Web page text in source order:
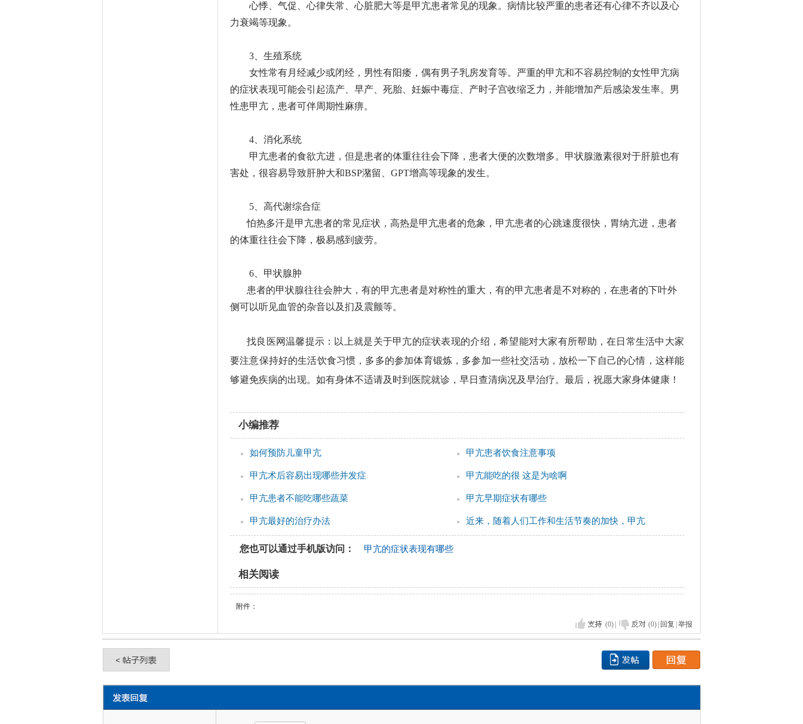
心悸、气促、心律失常、心脏肥大等是甲亢患者常见的现象。病情比较严重的患者还有心律不齐以及心
力衰竭等现象。
3、生殖系统
女性常有月经减少或闭经，男性有阳痿，偶有男子乳房发育等。严重的甲亢和不容易控制的女性甲亢病
的症状表现可能会引起流产、早产、死胎、妊娠中毒症、产时子宫收缩乏力，并能增加产后感染发生率。男
性患甲亢，患者可伴周期性麻痹。
4、消化系统
甲亢患者的食欲亢进，但是患者的体重往往会下降，患者大便的次数增多。甲状腺激素很对于肝脏也有
害处，很容易导致肝肿大和BSP潴留、GPT增高等现象的发生。
5、 高代谢综合症
怕热多汗是甲亢患者的常见症状，高热是甲亢患者的危象，甲亢患者的心跳速度很快，胃纳亢进，患者
的体重往往会下降，极易感到疲劳。
6、 甲状腺肿
患者的甲状腺往往会肿大，有的甲亢患者是对称性的重大，有的甲亢患者是不对称的，在患者的下叶外
侧可以听见血管的杂音以及扪及震颤等。
找良医网温馨提示： 以上就是关于甲亢的症状表现的介绍，希望能对大家有所帮助，在日常生活中 大家
要注意保持好的生活饮食习惯，多多的参加体育锻炼，多参加一些社交活动，放松一下自己的心情，这样能
够避免疾病的出现。 如有身体不适请及时到医院就诊，早日查清病况及早治疗。最后，祝愿大家身体健康！
小编推荐
如何预防儿童甲亢 甲亢患者饮食注意事项
甲亢术后容易出现哪些并发症 甲亢能吃的很 这是为啥啊
甲亢患者不能吃哪些蔬菜 甲亢早期症状有哪些
甲亢最好的治疗办法 近来，随着人们工作和生活节奏的加快，甲亢
您也可以通过手机版访问： 甲亢的症状表现有哪些
相关阅读
附件：
(0) (0) 回复 举报